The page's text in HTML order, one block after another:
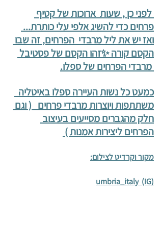
לפני כן , שעות  ארוכות של קטיף
פרחים כדי להשיג אלפי עלי כותרת...
ואז יש את ליל מרבדי  הפרחים, זה שבו
הקסם קורה ✨זהו הקסם של פסטיבל
מרבדי הפרחים של ספלו.
כמעט כל נשות העיירה ספלו באיטליה
משתתפות ויוצרות מרבדי פרחים   ( וגם
חלק מהגברים מסייעים בעיצוב
הפרחים ליצירות אמנות )
מקור וקרדיט לצילום:
umbria_italy (IG)